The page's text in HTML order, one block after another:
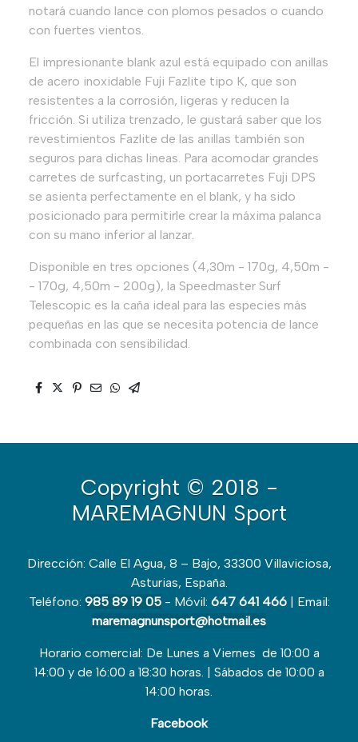
notará cuando lance con plomos pesados o cuando
con fuertes vientos.
El impresionante blank azul está equipado con anillas
de acero inoxidable Fuji Fazlite tipo K, que son
resistentes a la corrosión, ligeras y reducen la
fricción. Si utiliza trenzado, le gustará saber que los
revestimientos Fazlite de las anillas también son
seguros para dichas lineas. Para acomodar grandes
carretes de surfcasting, un portacarretes Fuji DPS
se asienta perfectamente en el blank, y ha sido
posicionado para permitirle crear la máxima palanca
con su mano inferior al lanzar.
Disponible en tres opciones (4,30m - 170g, 4,50m -
- 170g, 4,50m - 200g), la Speedmaster Surf
Telescopic es la caña ideal para las especies más
pequeñas en las que se necesita potencia de lance
combinada con sensibilidad.
Copyright © 2018 -
MAREMAGNUN Sport
Dirección: Calle El Agua, 8 – Bajo, 33300 Villaviciosa,
Asturias, España.
Teléfono: 985 89 19 05- Móvil: 647 641 466| Email:
maremagnunsport@hotmail.es
Horario comercial: De Lunes a Viernes de 10:00 a
14:00 y de 16:00 a 18:30 horas. | Sábados de 10:00 a
14:00 horas.
Facebook